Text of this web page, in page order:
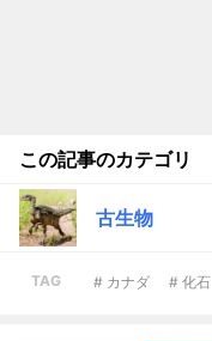
この記事のカテゴリ
古生物
TAG # カナダ # 化石